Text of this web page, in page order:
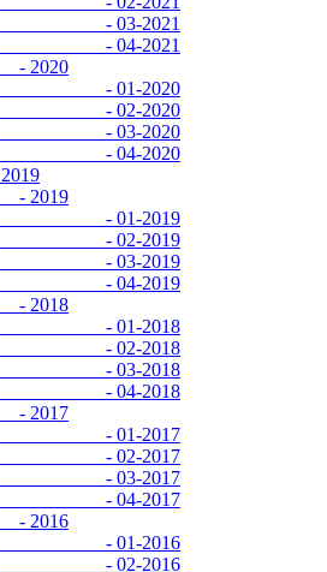
- 03-2021
- 04-2021
- 01-2020
- 02-2020
- 03-2020
- 04-2020
- 01-2019
- 02-2019
- 03-2019
- 04-2019
- 01-2018
- 02-2018
- 03-2018
- 04-2018
- 01-2017
- 02-2017
- 03-2017
- 04-2017
- 01-2016
- 02-2016